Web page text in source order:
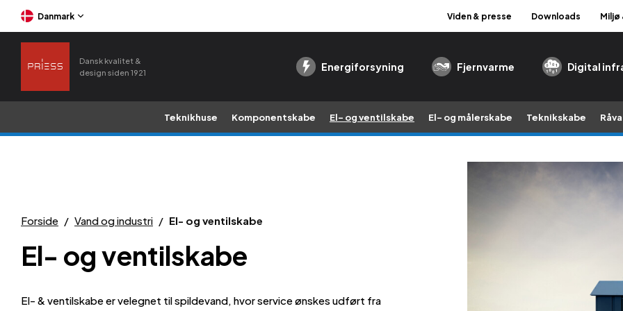
Danmark Viden & presse Downloads Miljø
Dansk kvalitet &
design siden 1921
Energiforsyning Fjernvarme Digital
Teknikhuse Komponentskabe El- og ventilskabe El- og målerskabe Teknikskabe
Forside / Vand og industri / El- og ventilskabe
El- og ventilskabe
El- & ventilskabe er velegnet til spildevand, hvor service ønskes udført fra